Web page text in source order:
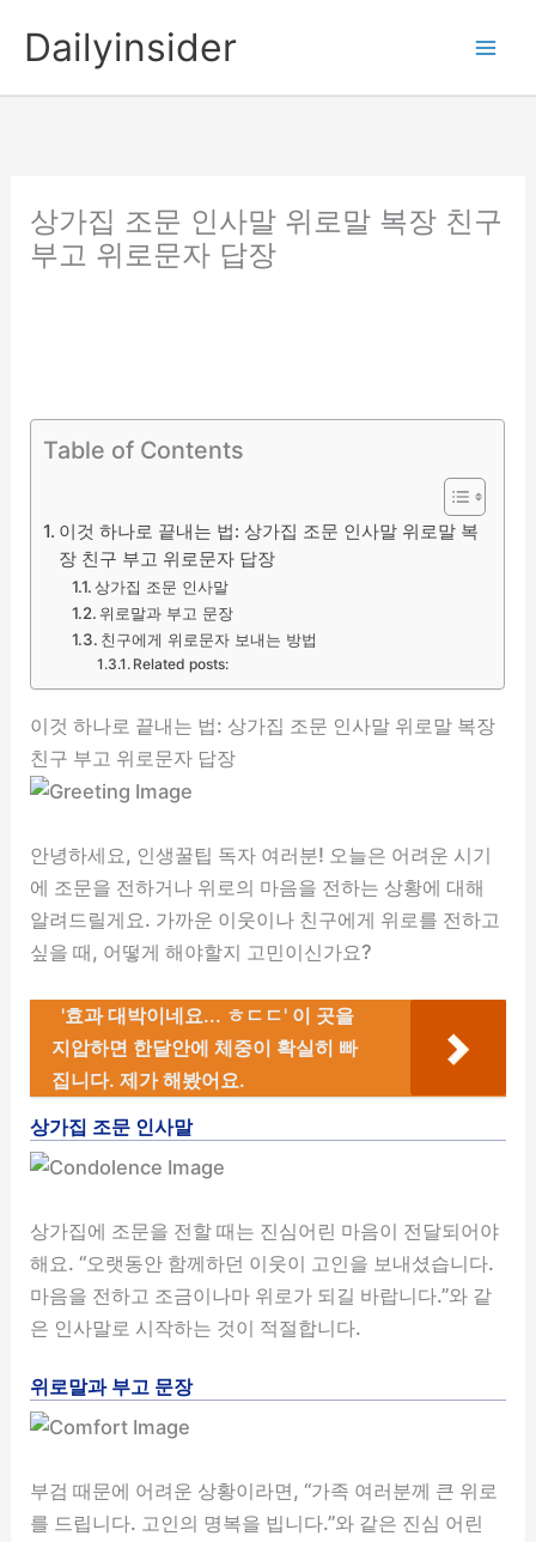
Dailyinsider
상가집 조문 인사말 위로말 복장 친구
부고 위로문자 답장
Table of Contents
이것 하나로 끝내는 법: 상가집 조문 인사말 위로말 복
장 친구 부고 위로문자 답장
상가집 조문 인사말
위로말과 부고 문장
친구에게 위로문자 보내는 방법
Related posts:
이것 하나로 끝내는 법: 상가집 조문 인사말 위로말 복장
친구 부고 위로문자 답장
안녕하세요, 인생꿀팁 독자 여러분! 오늘은 어려운 시기
에 조문을 전하거나 위로의 마음을 전하는 상황에 대해
알려드릴게요. 가까운 이웃이나 친구에게 위로를 전하고
싶을 때, 어떻게 해야할지 고민이신가요?
'효과 대박이네요... ㅎㄷㄷ' 이 곳을
지압하면 한달안에 체중이 확실히 빠
집니다. 제가 해봤어요.
상가집 조문 인사말
상가집에 조문을 전할 때는 진심어린 마음이 전달되어야
해요. “오랫동안 함께하던 이웃이 고인을 보내셨습니다.
마음을 전하고 조금이나마 위로가 되길 바랍니다.”와 같
은 인사말로 시작하는 것이 적절합니다.
위로말과 부고 문장
부검 때문에 어려운 상황이라면, “가족 여러분께 큰 위로
를 드립니다. 고인의 명복을 빕니다.”와 같은 진심 어린